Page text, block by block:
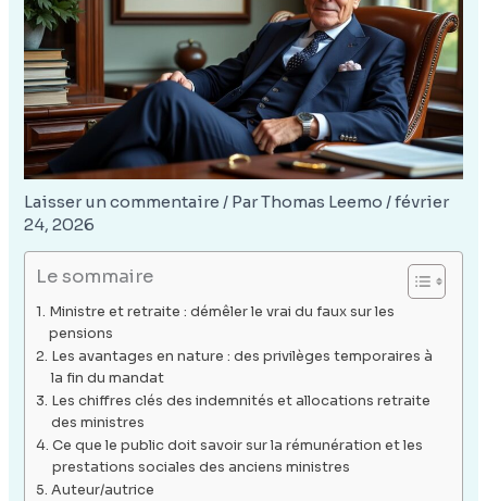
Laisser un commentaire / ParThomas Leemo /février
24, 2026
Le sommaire
Ministre et retraite : démêler le vrai du faux sur les
pensions
Les avantages en nature : des privilèges temporaires à
la fin du mandat
Les chiffres clés des indemnités et allocations retraite
des ministres
Ce que le public doit savoir sur la rémunération et les
prestations sociales des anciens ministres
Auteur/autrice